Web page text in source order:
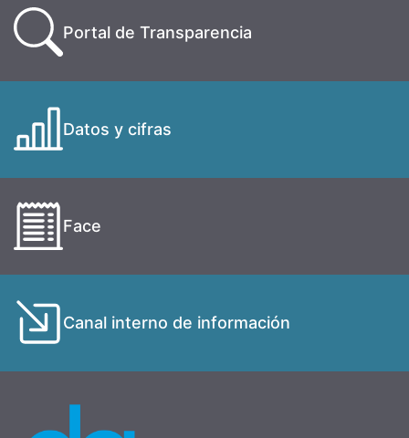
Portal de Transparencia
Datos y cifras
Face
Canal interno de información